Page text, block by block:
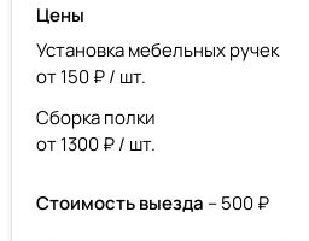
Цены
Установка мебельных ручек
от 150 ₽ / шт.
Сборка полки
от 1300 ₽ / шт.
Стоимость выезда – 500 ₽